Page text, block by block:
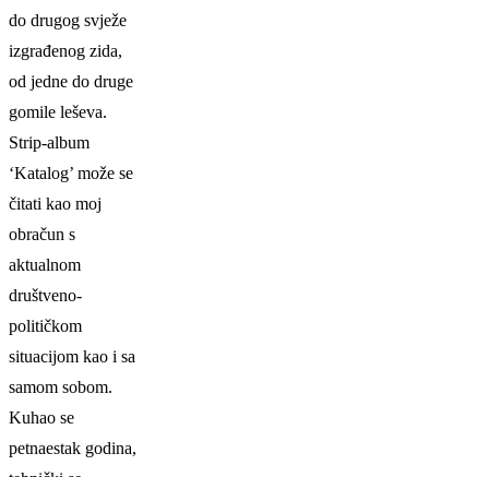
do drugog svježe
izgrađenog zida,
od jedne do druge
gomile leševa.
Strip-album
‘Katalog’ može se
čitati kao moj
obračun s
aktualnom
društveno-
političkom
situacijom kao i sa
samom sobom.
Kuhao se
petnaestak godina,